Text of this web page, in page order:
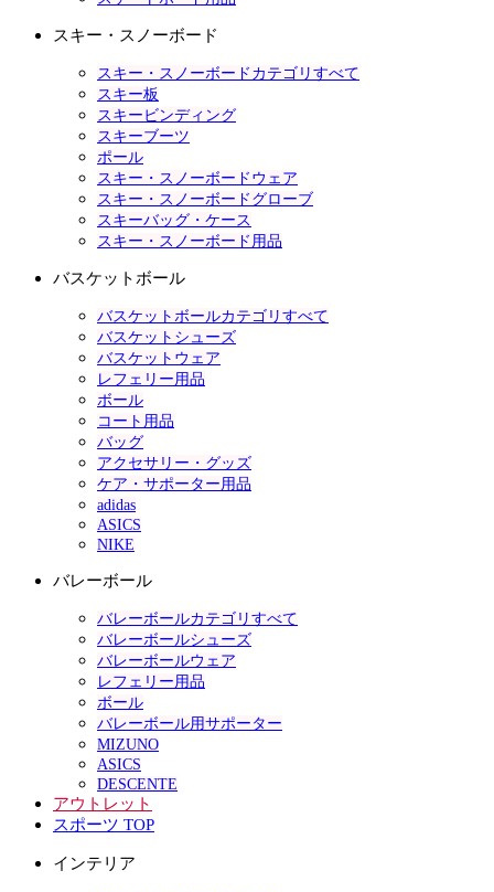
スキー・スノーボード
スキー・スノーボードカテゴリすべて
スキー板
スキービンディング
スキーブーツ
ポール
スキー・スノーボードウェア
スキー・スノーボードグローブ
スキーバッグ・ケース
スキー・スノーボード用品
バスケットボール
バスケットボールカテゴリすべて
バスケットシューズ
バスケットウェア
レフェリー用品
ボール
コート用品
バッグ
アクセサリー・グッズ
ケア・サポーター用品
adidas
ASICS
NIKE
バレーボール
バレーボールカテゴリすべて
バレーボールシューズ
バレーボールウェア
レフェリー用品
ボール
バレーボール用サポーター
MIZUNO
ASICS
DESCENTE
アウトレット
スポーツ TOP
インテリア